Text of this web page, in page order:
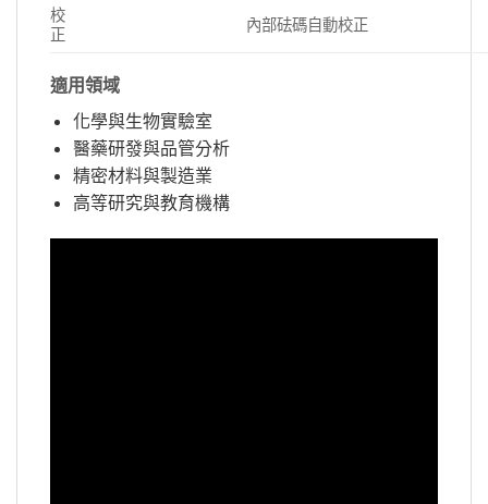
校
正
內部砝碼自動校正
適用領域
化學與生物實驗室
醫藥研發與品管分析
精密材料與製造業
高等研究與教育機構